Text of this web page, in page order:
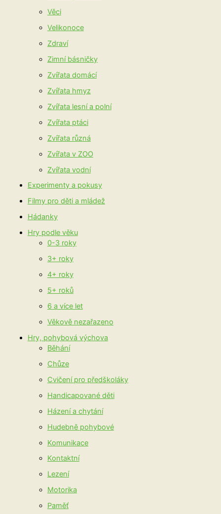
Věci
Velikonoce
Zdraví
Zimní básničky
Zvířata domácí
Zvířata hmyz
Zvířata lesní a polní
Zvířata ptáci
Zvířata různá
Zvířata v ZOO
Zvířata vodní
Experimenty a pokusy
Filmy pro děti a mládež
Hádanky
Hry podle věku
0-3 roky
3+ roky
4+ roky
5+ roků
6 a více let
Věkově nezařazeno
Hry, pohybová výchova
Běhání
Chůze
Cvičení pro předškoláky
Handicapované děti
Házení a chytání
Hudebně pohybové
Komunikace
Kontaktní
Lezení
Motorika
Paměť